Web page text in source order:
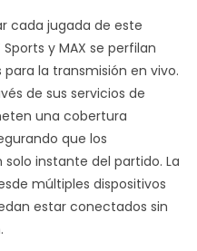
cada jugada de este
y MAX se perfilan
la transmisión en vivo.
de sus servicios de
una cobertura
que los
instante del partido. La
múltiples dispositivos
estar conectados sin